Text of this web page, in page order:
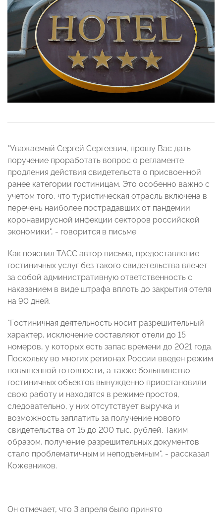
"Уважаемый Сергей Сергеевич, прошу Вас дать
поручение проработать вопрос о регламенте
продления действия свидетельств о присвоенной
ранее категории гостиницам. Это особенно важно с
учетом того, что туристическая отрасль включена в
перечень наиболее пострадавших от пандемии
коронавирусной инфекции секторов российской
экономики", - говорится в письме.
Как пояснил ТАСС автор письма, предоставление
гостиничных услуг без такого свидетельства влечет
за собой административную ответственность с
наказанием в виде штрафа вплоть до закрытия отеля
на 90 дней.
"Гостиничная деятельность носит разрешительный
характер, исключение составляют отели до 15
номеров, у которых есть запас времени до 2021 года.
Поскольку во многих регионах России введен режим
повышенной готовности, а также большинство
гостиничных объектов вынужденно приостановили
свою работу и находятся в режиме простоя,
следовательно, у них отсутствует выручка и
возможность заплатить за получение нового
свидетельства от 15 до 200 тыс. рублей. Таким
образом, получение разрешительных документов
стало проблематичным и неподъемным", - рассказал
Кожевников.
Он отмечает, что 3 апреля было принято